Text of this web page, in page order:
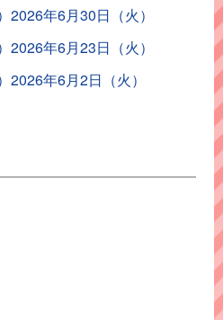
年6月30日（火）
年6月23日（火）
年6月2日（火）